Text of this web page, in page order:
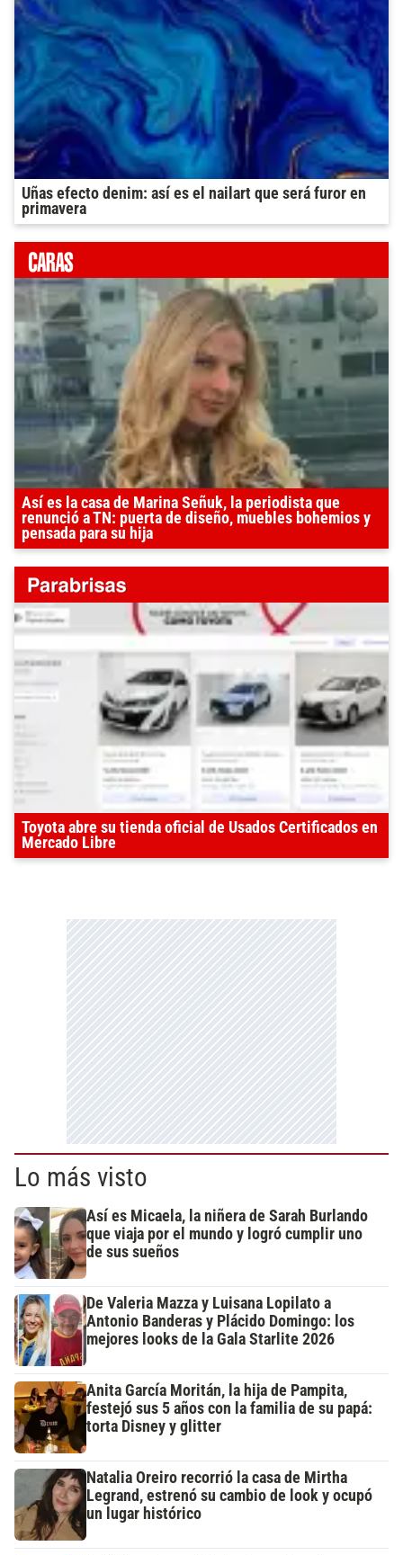
Uñas efecto denim: así es el nailart que será furor en
primavera
Así es la casa de Marina Señuk, la periodista que
renunció a TN: puerta de diseño, muebles bohemios y
pensada para su hija
Toyota abre su tienda oficial de Usados Certificados en
Mercado Libre
Lo más visto
Así es Micaela, la niñera de Sarah Burlando
que viaja por el mundo y logró cumplir uno
de sus sueños
De Valeria Mazza y Luisana Lopilato a
Antonio Banderas y Plácido Domingo: los
mejores looks de la Gala Starlite 2026
Anita García Moritán, la hija de Pampita,
festejó sus 5 años con la familia de su papá:
torta Disney y glitter
Natalia Oreiro recorrió la casa de Mirtha
Legrand, estrenó su cambio de look y ocupó
un lugar histórico